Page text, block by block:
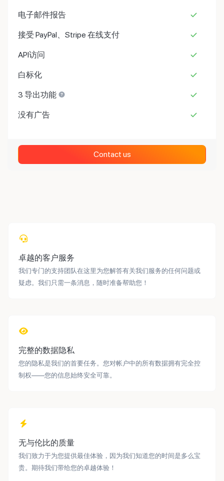
电子邮件报告
接受 PayPal、Stripe 在线支付
API访问
白标化
3 导出功能
没有广告
Contact us
卓越的客户服务
我们专门的支持团队在这里为您解答有关我们服务的任何问题或
疑虑。我们只需一条消息，随时准备帮助您！
完整的数据隐私
您的隐私是我们的首要任务。您对帐户中的所有数据拥有完全控
制权——您的信息始终安全可靠。
无与伦比的质量
我们致力于为您提供最佳体验，因为我们知道您的时间是多么宝
贵。期待我们带给您的卓越体验！